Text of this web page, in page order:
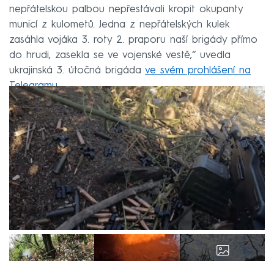
nepřátelskou palbou nepřestávali kropit okupanty
municí z kulometů. Jedna z nepřátelských kulek
zasáhla vojáka 3. roty 2. praporu naší brigády přímo
do hrudi, zasekla se ve vojenské vestě,“ uvedla
ukrajinská 3. útočná brigáda ve svém prohlášení na
Telegramu.